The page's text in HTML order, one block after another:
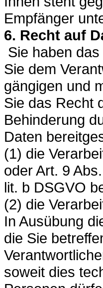
Empfänger
6. Recht auf
Sie haben
Sie dem
gängigen und
Sie das Recht
Behinderung
Daten
(1) die
oder Art. 9
lit. b DSGVO
(2) die
In Ausübung
die Sie
soweit dies